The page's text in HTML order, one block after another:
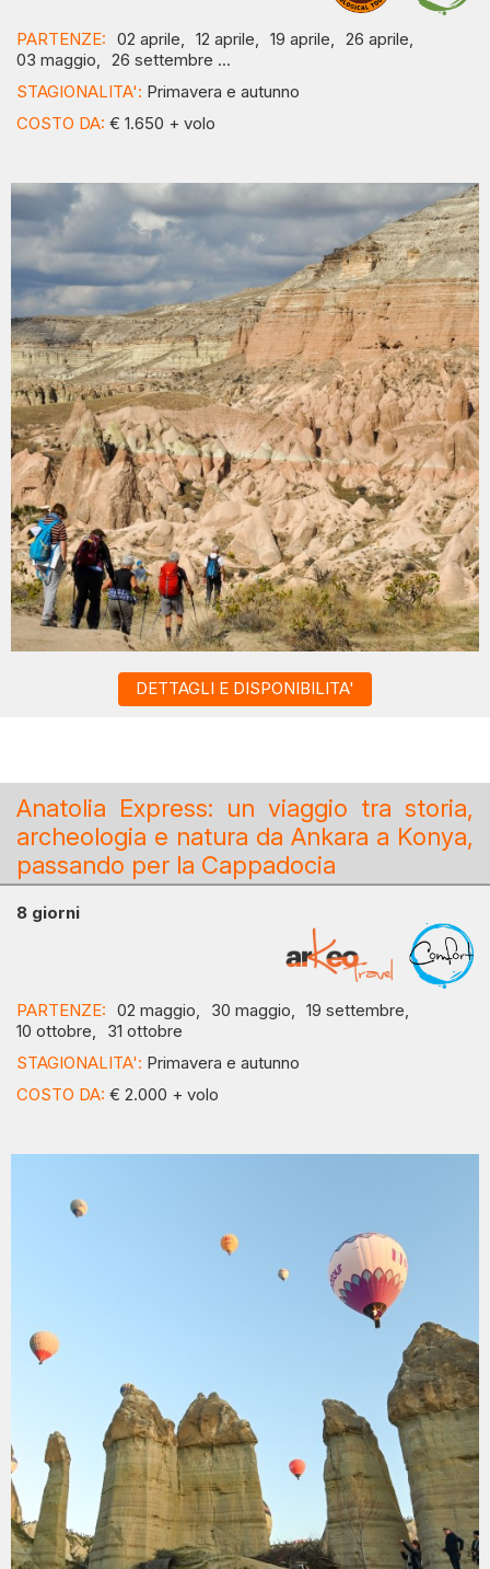
PARTENZE: 02 aprile, 12 aprile, 19 aprile, 26 aprile,
03 maggio, 26 settembre ...
STAGIONALITA': Primavera e autunno
COSTO DA: € 1.650 + volo
DETTAGLI E DISPONIBILITA'
Anatolia Express: un viaggio tra storia,
archeologia e natura da Ankara a Konya,
passando per la Cappadocia
8 giorni
PARTENZE: 02 maggio, 30 maggio, 19 settembre,
10 ottobre,
31 ottobre
STAGIONALITA': Primavera e autunno
COSTO DA: € 2.000 + volo